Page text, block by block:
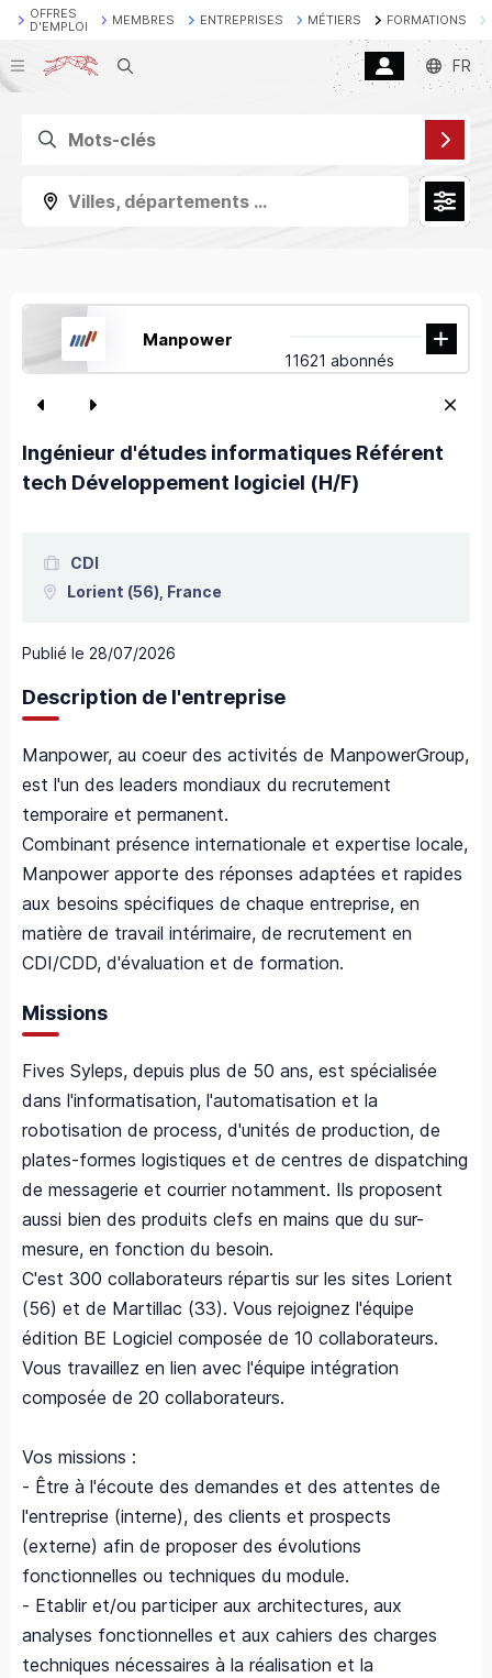
OFFRES
D'EMPLOI
MEMBRES ENTREPRISES MÉTIERS FORMATIONS
Recherche FR
Villes, départements ...
Manpower
11621 abonnés
Ingénieur d'études informatiques Référent
tech Développement logiciel (H/F)
CDI
Lorient (56), France
Publié le 28/07/2026
Description de l'entreprise
Manpower, au coeur des activités de ManpowerGroup,
est l'un des leaders mondiaux du recrutement
temporaire et permanent.
Combinant présence internationale et expertise locale,
Manpower apporte des réponses adaptées et rapides
aux besoins spécifiques de chaque entreprise, en
matière de travail intérimaire, de recrutement en
CDI/CDD, d'évaluation et de formation.
Missions
Fives Syleps, depuis plus de 50 ans, est spécialisée
dans l'informatisation, l'automatisation et la
robotisation de process, d'unités de production, de
plates-formes logistiques et de centres de dispatching
de messagerie et courrier notamment. Ils proposent
aussi bien des produits clefs en mains que du sur-
mesure, en fonction du besoin.
C'est 300 collaborateurs répartis sur les sites Lorient
(56) et de Martillac (33). Vous rejoignez l'équipe
édition BE Logiciel composée de 10 collaborateurs.
Vous travaillez en lien avec l'équipe intégration
composée de 20 collaborateurs.
Vos missions :
- Être à l'écoute des demandes et des attentes de
l'entreprise (interne), des clients et prospects
(externe) afin de proposer des évolutions
fonctionnelles ou techniques du module.
- Etablir et/ou participer aux architectures, aux
analyses fonctionnelles et aux cahiers des charges
techniques nécessaires à la réalisation et la